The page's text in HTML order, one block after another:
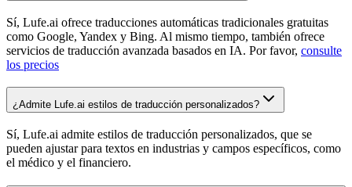
Sí, Lufe.ai ofrece traducciones automáticas tradicionales gratuitas
como Google, Yandex y Bing. Al mismo tiempo, también ofrece
servicios de traducción avanzada basados en IA. Por favor, consulte
los precios
¿Admite Lufe.ai estilos de traducción personalizados?
Sí, Lufe.ai admite estilos de traducción personalizados, que se
pueden ajustar para textos en industrias y campos específicos, como
el médico y el financiero.